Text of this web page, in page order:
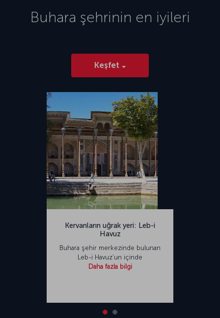
Buhara şehrinin en iyileri
Keşfet
Kervanların uğrak yeri: Leb-i
Havuz
Buhara şehir merkezinde bulunan
Leb-i Havuz’un içinde
Daha fazla bilgi